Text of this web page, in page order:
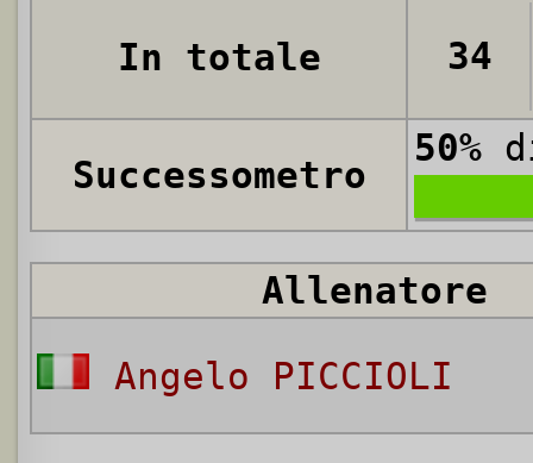
In totale 34
Successometro
50%
Allenatore
Angelo PICCIOLI